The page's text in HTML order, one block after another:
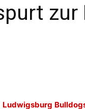
zur